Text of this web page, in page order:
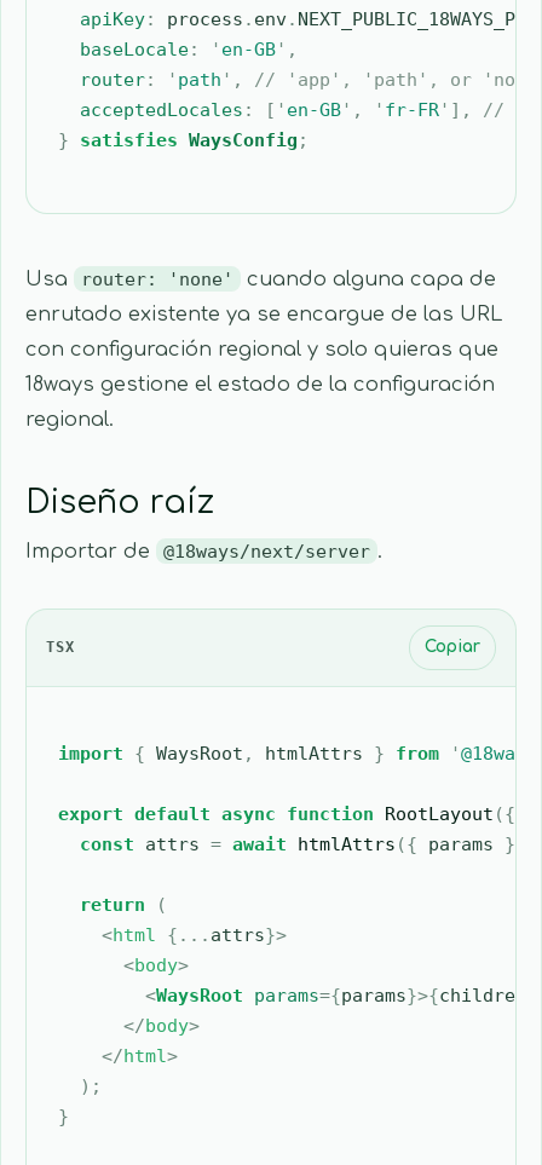
  apiKey
: process . env.
  baseLocale
: ' en-GB' ,
  router
: ' path ' ,
// 'app', 'path', or 'none'
  acceptedLocales
: [ ' en-GB' , ' fr-FR' ],
//
} satisfies WaysConfig ;
Usa router: 'none'
cuando alguna capa de
enrutado existente ya se encargue de las URL
con configuración regional y solo quieras que
18ways gestione el estado de la configuración
regional.
Diseño raíz
Importar de @18ways/next/server .
TSX Copiar
import { WaysRoot , htmlAttrs } from '
export default async function RootLayout ({
  const
attrs = await htmlAttrs ({ params });
  return
(
    <
html { ... attrs}>
      <
body>
        <
WaysRoot params={params}>{children
      </
body>
    </
html>
  );
}